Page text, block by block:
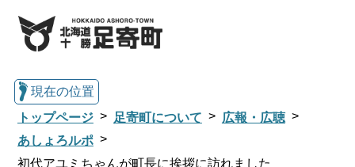
現在の位置
トップページ
足寄町について
広報・広聴
あしょろルポ
初代アユミちゃんが町長に挨拶に訪れました